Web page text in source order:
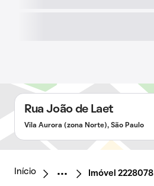
Rua João de Laet
Vila Aurora (zona Norte), São Paulo
Início Imóvel 2228078